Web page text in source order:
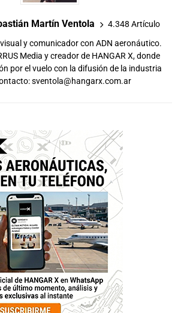
Martín Ventola 4.348 Artículo
y comunicador con ADN aeronáutico.
Media y creador de HANGAR X, donde
por el vuelo con la difusión de la industria
sventola@hangarx.com.ar